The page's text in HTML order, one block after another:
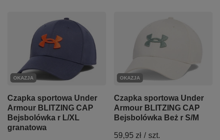
OKAZJA
Czapka sportowa Under
Armour BLITZING CAP
Bejsbolówka r L/XL
granatowa
OKAZJA
Czapka sportowa Under
Armour BLITZING CAP
Bejsbolówka Beż r S/M
59,95 zł / szt.